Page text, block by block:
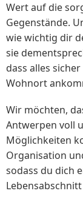
Wert auf die
Gegenstände.
wie wichtig dir
sie
dass alles
Wohnort
Wir möchten,
Antwerpen voll
Möglichkeiten
Organisation
sodass du dich